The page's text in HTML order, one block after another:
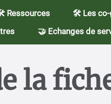
Ressources
🛠 Les co-
🤝 Echanges de
la